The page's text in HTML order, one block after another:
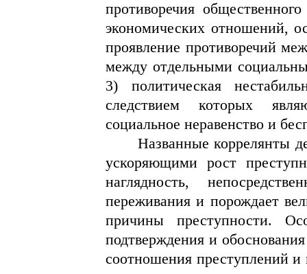
противоречия
экономических отношений,
проявление противоречий
между отдельными
3) политическая
следствием которых
социальное неравенство и
Названные коррелянты
ускоряющими рост
наглядность,
переживания и порождает
причины преступности.
подтверждения и
соотношения преступлений и